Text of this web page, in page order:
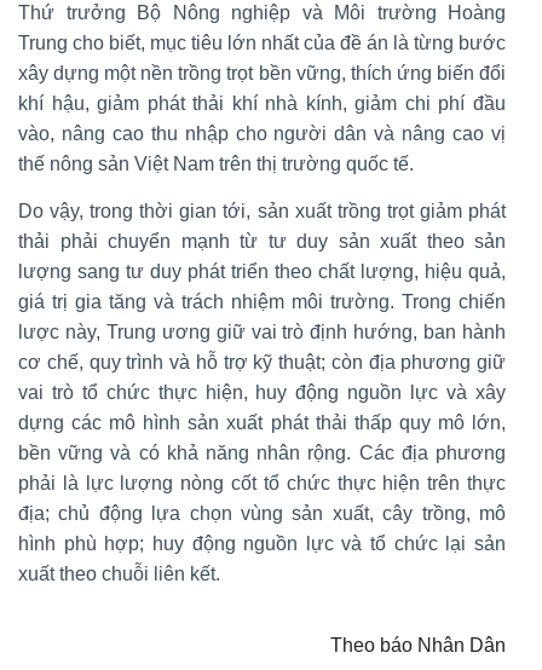
Thứ trưởng Bộ Nông nghiệp và Môi trường Hoàng
Trung cho biết, mục tiêu lớn nhất của đề án là từng bước
xây dựng một nền trồng trọt bền vững, thích ứng biến đổi
khí hậu, giảm phát thải khí nhà kính, giảm chi phí đầu
vào, nâng cao thu nhập cho người dân và nâng cao vị
thế nông sản Việt Nam trên thị trường quốc tế.
Do vậy, trong thời gian tới, sản xuất trồng trọt giảm phát
thải phải chuyển mạnh từ tư duy sản xuất theo sản
lượng sang tư duy phát triển theo chất lượng, hiệu quả,
giá trị gia tăng và trách nhiệm môi trường. Trong chiến
lược này, Trung ương giữ vai trò định hướng, ban hành
cơ chế, quy trình và hỗ trợ kỹ thuật; còn địa phương giữ
vai trò tổ chức thực hiện, huy động nguồn lực và xây
dựng các mô hình sản xuất phát thải thấp quy mô lớn,
bền vững và có khả năng nhân rộng. Các địa phương
phải là lực lượng nòng cốt tổ chức thực hiện trên thực
địa; chủ động lựa chọn vùng sản xuất, cây trồng, mô
hình phù hợp; huy động nguồn lực và tổ chức lại sản
xuất theo chuỗi liên kết.
Theo báo Nhân Dân